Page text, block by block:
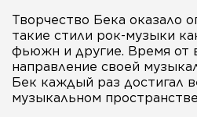
Творчество Бека оказало
такие стили рок-музыки
фьюжн и другие. Время от
направление своей
Бек каждый раз достигал
музыкальном